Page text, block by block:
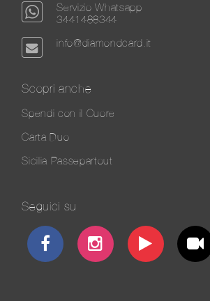
Servizio Whatsapp
3441488344
info@diamondcard.it
Scopri anche
Spendi con il Cuore
Carta Duo
Sicilia Passepartout
Seguici su